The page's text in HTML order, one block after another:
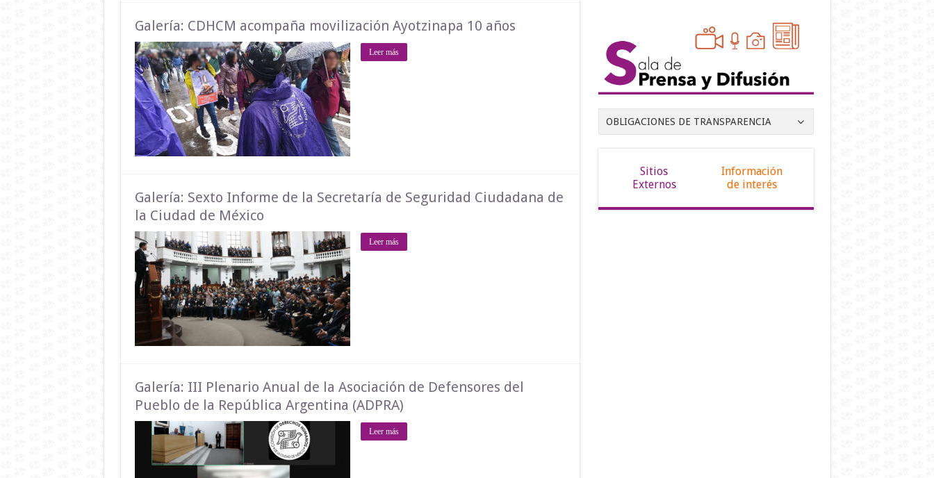
Galería: CDHCM acompaña movilización Ayotzinapa 10 años
Leer más
Galería: Sexto Informe de la Secretaría de Seguridad Ciudadana de
la Ciudad de México
Leer más
Galería: III Plenario Anual de la Asociación de Defensores del
Pueblo de la República Argentina (ADPRA)
Leer más
OBLIGACIONES DE TRANSPARENCIA
Sitios
Externos
Información
de interés